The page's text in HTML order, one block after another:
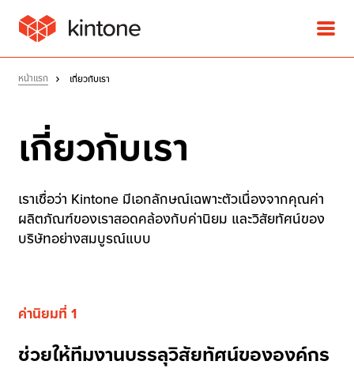
ผลิตภัณฑ์
โซลูชัน
ประสบการณ์การใช้งานจริง
ของลูกค้า
ราคา
ทรัพยากร
หน้าแรก เกี่ยวกับเรา
เกี่ยวกับเรา
เราเชื่อว่า Kintone มีเอกลักษณ์เฉพาะตัวเนื่องจากคุณค่า
ผลิตภัณฑ์ของเราสอดคล้องกับค่านิยม และวิสัยทัศน์ของ
บริษัทอย่างสมบูรณ์แบบ
ค่านิยมที่ 1
ช่วยให้ทีมงานบรรลุวิสัยทัศน์ขององค์กร